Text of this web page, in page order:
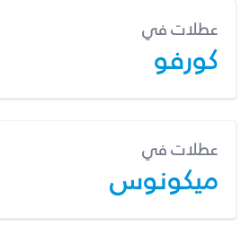
عطلات في
كورفو
عطلات في
ميكونوس